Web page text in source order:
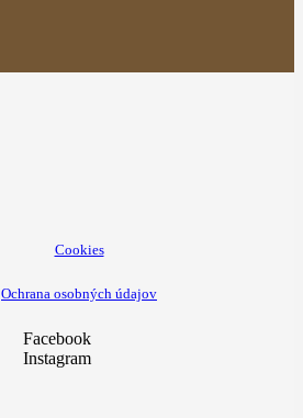
Cookies
Ochrana osobných údajov
Facebook
Instagram